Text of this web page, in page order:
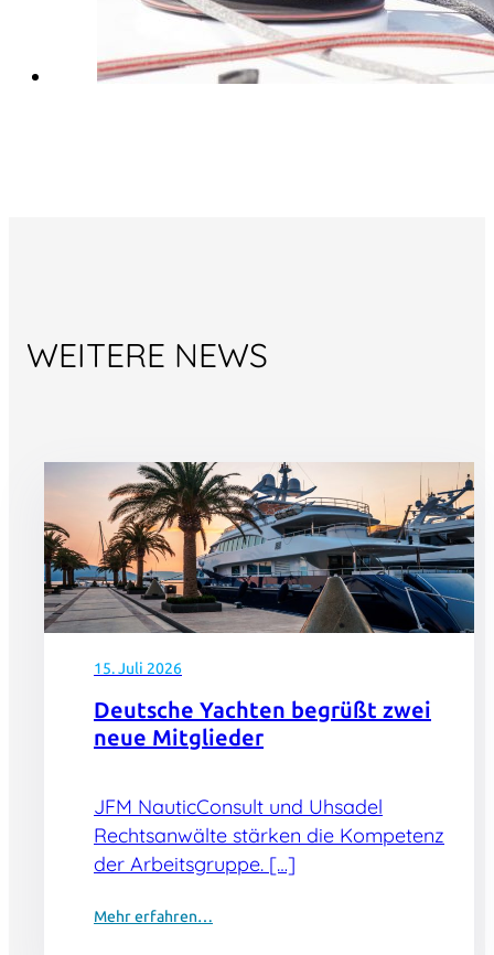
WEITERE NEWS
15. Juli 2026
Deutsche Yachten begrüßt zwei
neue Mitglieder
JFM NauticConsult und Uhsadel
Rechtsanwälte stärken die Kompetenz
der Arbeitsgruppe. […]
Mehr erfahren…